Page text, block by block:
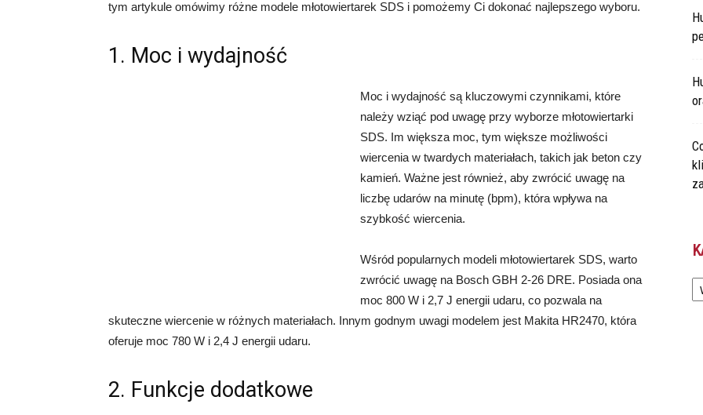
tym artykule omówimy różne modele młotowiertarek SDS i pomożemy Ci dokonać najlepszego wyboru.
1. Moc i wydajność
Moc i wydajność są kluczowymi czynnikami, które
należy wziąć pod uwagę przy wyborze młotowiertarki
SDS. Im większa moc, tym większe możliwości
wiercenia w twardych materiałach, takich jak beton czy
kamień. Ważne jest również, aby zwrócić uwagę na
liczbę udarów na minutę (bpm), która wpływa na
szybkość wiercenia.
Wśród popularnych modeli młotowiertarek SDS, warto
zwrócić uwagę na Bosch GBH 2-26 DRE. Posiada ona
moc 800 W i 2,7 J energii udaru, co pozwala na
skuteczne wiercenie w różnych materiałach. Innym godnym uwagi modelem jest Makita HR2470, która
oferuje moc 780 W i 2,4 J energii udaru.
2. Funkcje dodatkowe